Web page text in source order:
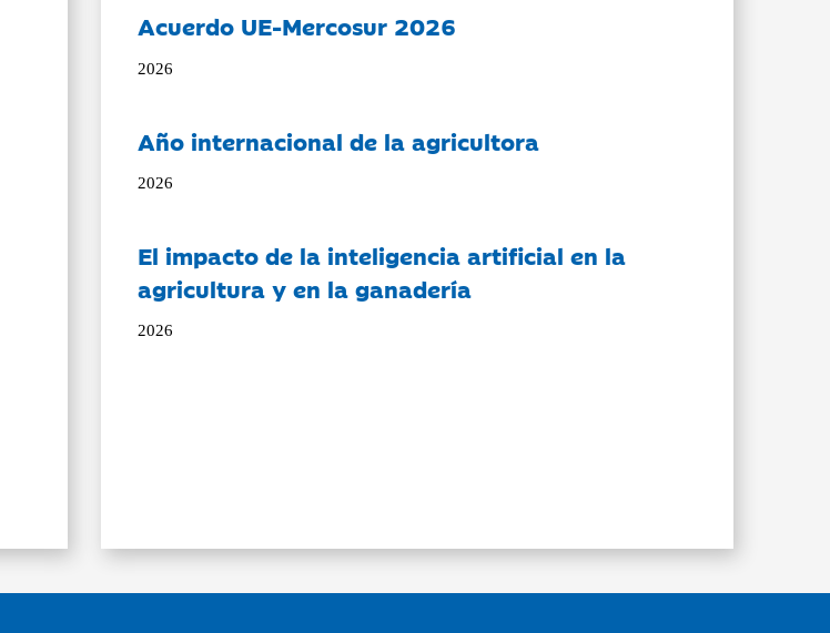
Acuerdo UE-Mercosur 2026
2026
Año internacional de la agricultora
2026
El impacto de la inteligencia artificial en la
agricultura y en la ganadería
2026